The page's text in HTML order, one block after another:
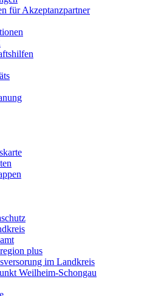
für Akzeptanzpartner
plus
im Landkreis
Weilheim-Schongau